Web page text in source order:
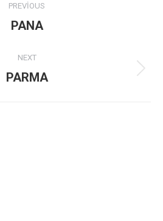
PREVIOUS
Previous
PANA
NEXT
Next
PARMA